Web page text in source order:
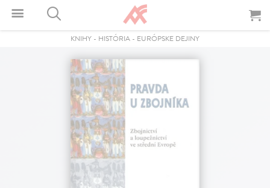
KNIHY - HISTÓRIA - EURÓPSKE DEJINY